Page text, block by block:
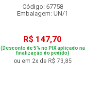
Código: 67758
Embalagem: UN/1
R$ 147,70
(Desconto de 5% no PIX aplicado na
finalização do pedido)
ou em 2x de R$ 73,85